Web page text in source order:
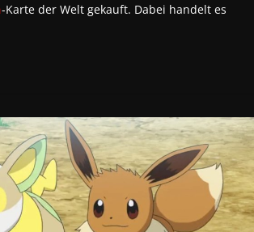
-Karte der Welt gekauft. Dabei handelt es